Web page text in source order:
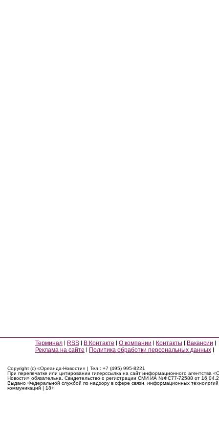
Терминал RSS В Контакте О компании Контакты
Вакансии
Реклама на сайте
Политика обработки персональных данных
Copyright (c) «Ореанда-Новости» | Тел.: +7 (495) 995-8221
При перепечатке или цитировании гиперссылка на сайт информационного агентства
Новости» обязательна. Свидетельство о регистрации СМИ ИА №ФС77-72588 от
Выдано Федеральной службой по надзору в сфере связи, информационных
коммуникаций | 18+